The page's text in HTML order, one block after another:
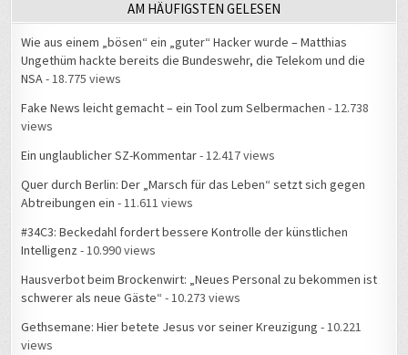
AM HÄUFIGSTEN GELESEN
Wie aus einem „bösen“ ein „guter“ Hacker wurde – Matthias
Ungethüm hackte bereits die Bundeswehr, die Telekom und die
NSA- 18.775 views
Fake News leicht gemacht – ein Tool zum Selbermachen - 12.738
views
Ein unglaublicher SZ-Kommentar- 12.417 views
Quer durch Berlin: Der „Marsch für das Leben“ setzt sich gegen
Abtreibungen ein - 11.611 views
#34C3: Beckedahl fordert bessere Kontrolle der künstlichen
Intelligenz - 10.990 views
Hausverbot beim Brockenwirt: „Neues Personal zu bekommen ist
schwerer als neue Gäste“ - 10.273 views
Gethsemane: Hier betete Jesus vor seiner Kreuzigung - 10.221
views